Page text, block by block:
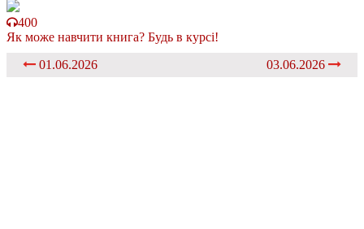
400
Як може навчити книга? Будь в курсі!
01.06.2026
03.06.2026